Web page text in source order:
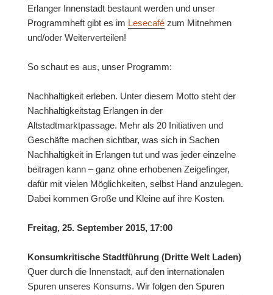
Erlanger Innenstadt bestaunt werden und unser
Programmheft gibt es im Lesecafézum Mitnehmen
und/oder Weiterverteilen!
So schaut es aus, unser Programm:
Nachhaltigkeit erleben. Unter diesem Motto steht der
Nachhaltigkeitstag Erlangen in der
Altstadtmarktpassage. Mehr als 20 Initiativen und
Geschäfte machen sichtbar, was sich in Sachen
Nachhaltigkeit in Erlangen tut und was jeder einzelne
beitragen kann – ganz ohne erhobenen Zeigefinger,
dafür mit vielen Möglichkeiten, selbst Hand anzulegen.
Dabei kommen Große und Kleine auf ihre Kosten.
Freitag, 25. September 2015, 17:00
Konsumkritische Stadtführung (Dritte Welt Laden)
Quer durch die Innenstadt, auf den internationalen
Spuren unseres Konsums. Wir folgen den Spuren